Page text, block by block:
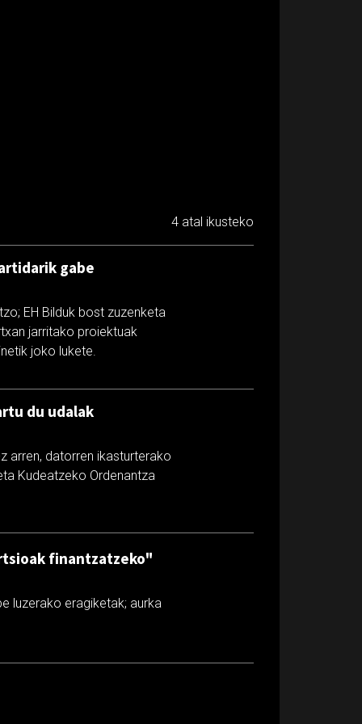
4 atal ikusteko
gabe
EH Bilduk bost zuzenketa
jarritako proiektuak
joko lukete.
du udalak
arren, datorren ikasturterako
Kudeatzeko Ordenantza
finantzatzeko"
luzerako eragiketak; aurka